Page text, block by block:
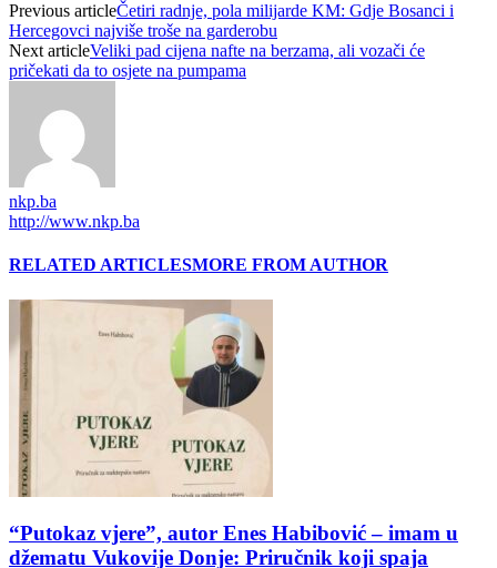
Previous articleČetiri radnje, pola milijarde KM: Gdje Bosanci i
Hercegovci najviše troše na garderobu
Next articleVeliki pad cijena nafte na berzama, ali vozači će
pričekati da to osjete na pumpama
nkp.ba
http://www.nkp.ba
RELATED ARTICLESMORE FROM AUTHOR
“Putokaz vjere”, autor Enes Habibović – imam u
džematu Vukovije Donje: Priručnik koji spaja